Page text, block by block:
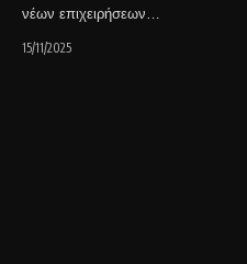
νέων επιχειρήσεων…
15/11/2025